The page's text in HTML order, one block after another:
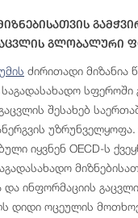
Გლობალური
ძირითადი მიზანია
სფეროში
შესახებ
იყვნენ OECD-ს
და ინფორმაციის
დიდი ოცეულის